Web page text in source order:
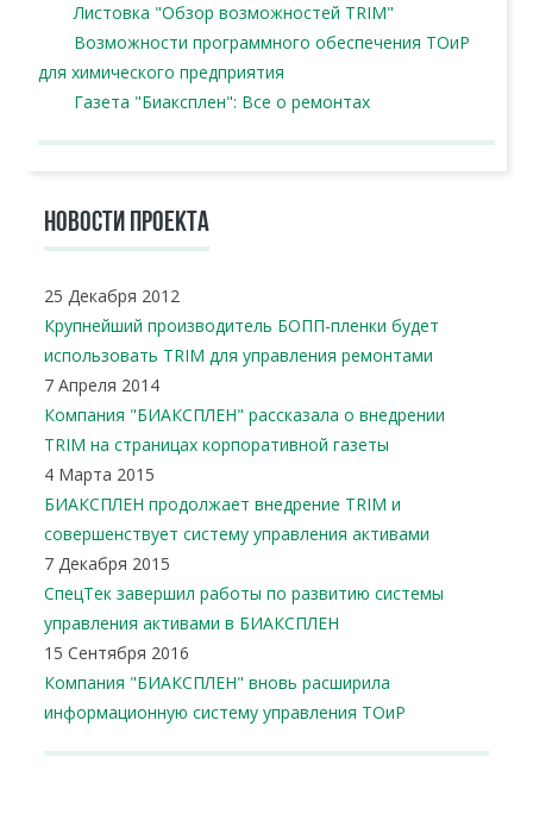
Листовка "Обзор возможностей TRIM"
Возможности программного обеспечения ТОиР
для химического предприятия
Газета "Биаксплен": Все о ремонтах
НОВОСТИ ПРОЕКТА
25 Декабря 2012
Крупнейший производитель БОПП-пленки будет
использовать TRIM для управления ремонтами
7 Апреля 2014
Компания "БИАКСПЛЕН" рассказала о внедрении
TRIM на страницах корпоративной газеты
4 Марта 2015
БИАКСПЛЕН продолжает внедрение TRIM и
совершенствует систему управления активами
7 Декабря 2015
СпецТек завершил работы по развитию системы
управления активами в БИАКСПЛЕН
15 Сентября 2016
Компания "БИАКСПЛЕН" вновь расширила
информационную систему управления ТОиР